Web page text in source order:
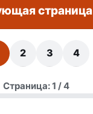
страница
2 3 4
Страница: 1 / 4